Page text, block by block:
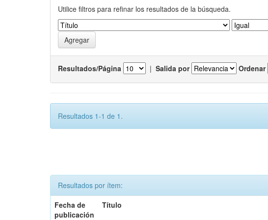
Utilice filtros para refinar los resultados de la búsqueda.
Resultados/Página | Salida por Ordenar
Resultados 1-1 de 1.
Resultados por ítem:
Fecha de
publicación
Título